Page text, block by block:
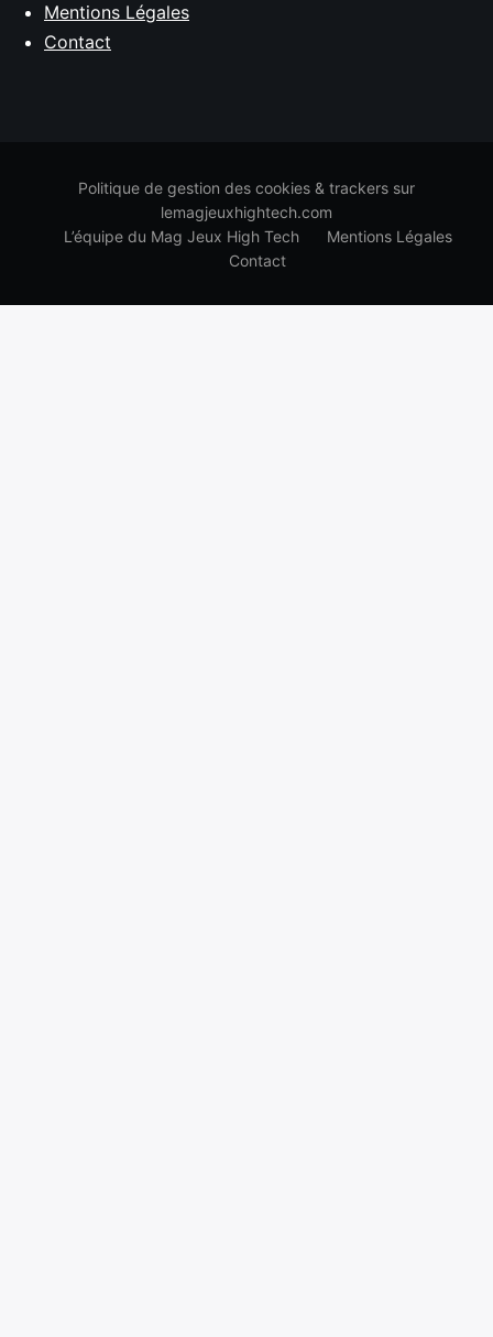
Mentions Légales
Contact
Politique de gestion des cookies & trackers sur
lemagjeuxhightech.com
L’équipe du Mag Jeux High Tech
Mentions Légales
Contact